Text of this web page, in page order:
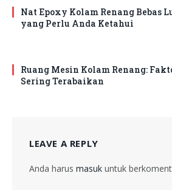
Nat Epoxy Kolam Renang Bebas
yang Perlu Anda Ketahui
Ruang Mesin Kolam Renang:
Sering Terabaikan
LEAVE A REPLY
Anda harus masuk untuk